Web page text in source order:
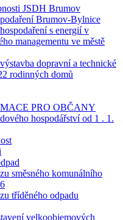
JSDH Brumov
Brumov-Bylnice
s energií v
managementu ve městě
dopravní a technické
rodinných domů
PRO OBČANY
hospodářství od 1 . 1.
směsného komunálního
tříděného odpadu
velkoobjemových